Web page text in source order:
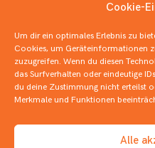
Cookie-
Um dir ein optimales Erlebnis zu
Cookies, um Geräteinformationen
zuzugreifen. Wenn du diesen
das Surfverhalten oder eindeutige
du deine Zustimmung nicht erteilst
Merkmale und Funktionen
Alle
Großes
23.
1 BUCH IN 3 ZITATEN ,1 BUCH